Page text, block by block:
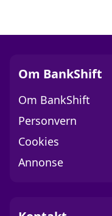
Om BankShift
Om BankShift
Personvern
Cookies
Annonse